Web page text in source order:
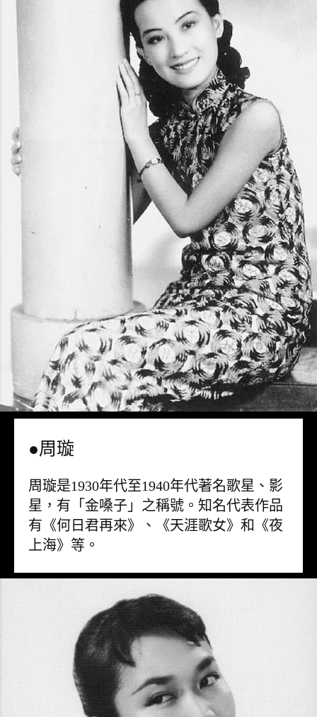
●周璇
周璇是1930年代至1940年代著名歌星、影
星，有「金嗓子」之稱號。知名代表作品
有《何日君再來》、《天涯歌女》和《夜
上海》等。